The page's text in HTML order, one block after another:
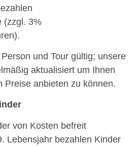
(zzgl. 3%
und Tour gültig; unsere
aktualisiert um Ihnen
Preise anbieten zu können.
von Kosten befreit
Lebensjahr bezahlen Kinder